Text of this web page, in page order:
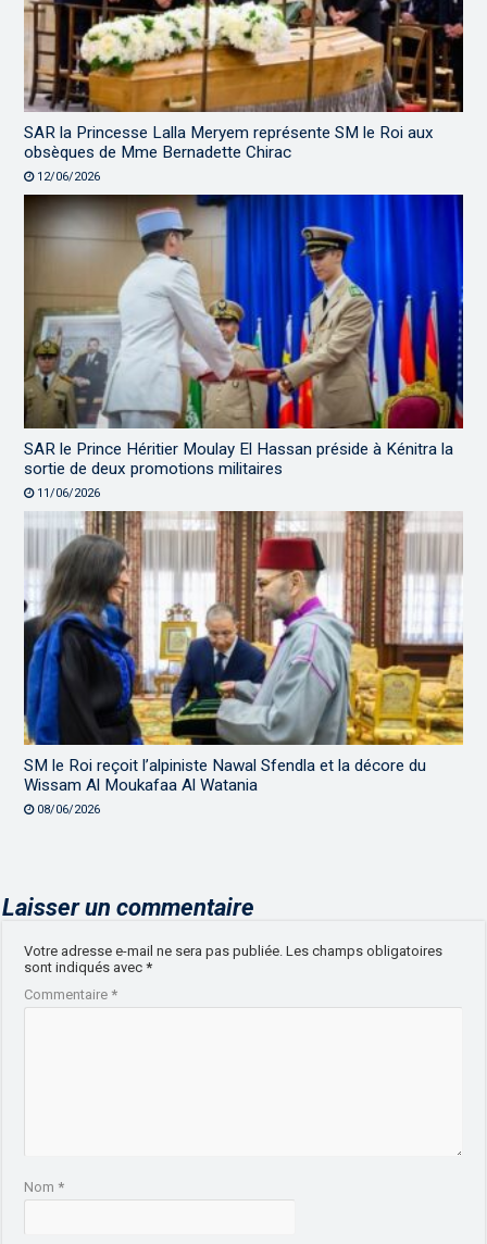
SAR la Princesse Lalla Meryem représente SM le Roi aux
obsèques de Mme Bernadette Chirac
12/06/2026
SAR le Prince Héritier Moulay El Hassan préside à Kénitra la
sortie de deux promotions militaires
11/06/2026
SM le Roi reçoit l’alpiniste Nawal Sfendla et la décore du
Wissam Al Moukafaa Al Watania
08/06/2026
Laisser un commentaire
Votre adresse e-mail ne sera pas publiée. Les champs obligatoires
sont indiqués avec*
Commentaire*
Nom*